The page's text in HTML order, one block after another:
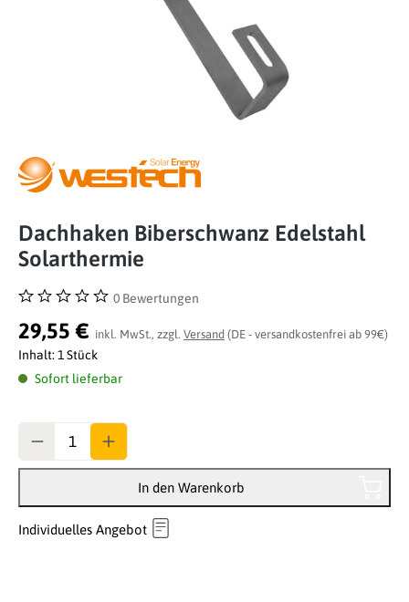
Dachhaken Biberschwanz Edelstahl
Solarthermie
Durchschnittliche Bewertung von 0 von 5 Sternen
0 Bewertungen
29,55 € inkl. MwSt., zzgl. Versand (DE - versandkostenfrei ab 99€)
Inhalt: 1 Stück
Sofort lieferbar
In den Warenkorb
Individuelles Angebot